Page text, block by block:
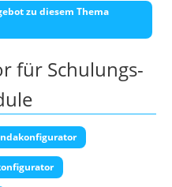
zu diesem Thema
für Schulungs-